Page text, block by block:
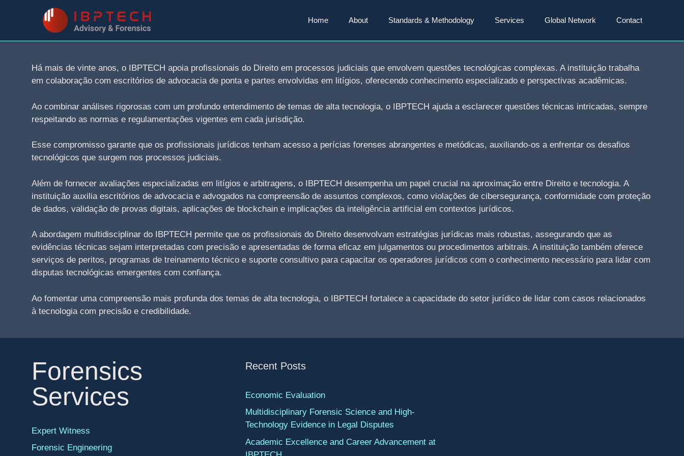
Home About Standards & Methodology Services Global Network Contact
Há mais de vinte anos, o IBPTECH apoia profissionais do Direito em processos judiciais que envolvem questões tecnológicas complexas. A instituição trabalha
em colaboração com escritórios de advocacia de ponta e partes envolvidas em litígios, oferecendo conhecimento especializado e perspectivas acadêmicas.
Ao combinar análises rigorosas com um profundo entendimento de temas de alta tecnologia, o IBPTECH ajuda a esclarecer questões técnicas intricadas, sempre
respeitando as normas e regulamentações vigentes em cada jurisdição.
Esse compromisso garante que os profissionais jurídicos tenham acesso a perícias forenses abrangentes e metódicas, auxiliando-os a enfrentar os desafios
tecnológicos que surgem nos processos judiciais.
Além de fornecer avaliações especializadas em litígios e arbitragens, o IBPTECH desempenha um papel crucial na aproximação entre Direito e tecnologia. A
instituição auxilia escritórios de advocacia e advogados na compreensão de assuntos complexos, como violações de cibersegurança, conformidade com proteção
de dados, validação de provas digitais, aplicações de blockchain e implicações da inteligência artificial em contextos jurídicos.
A abordagem multidisciplinar do IBPTECH permite que os profissionais do Direito desenvolvam estratégias jurídicas mais robustas, assegurando que as
evidências técnicas sejam interpretadas com precisão e apresentadas de forma eficaz em julgamentos ou procedimentos arbitrais. A instituição também oferece
serviços de peritos, programas de treinamento técnico e suporte consultivo para capacitar os operadores jurídicos com o conhecimento necessário para lidar com
disputas tecnológicas emergentes com confiança.
Ao fomentar uma compreensão mais profunda dos temas de alta tecnologia, o IBPTECH fortalece a capacidade do setor jurídico de lidar com casos relacionados
à tecnologia com precisão e credibilidade.
Forensics
Services
Expert Witness
Forensic Engineering
Recent Posts
Economic Evaluation
Multidisciplinary Forensic Science and High-
Technology Evidence in Legal Disputes
Academic Excellence and Career Advancement at